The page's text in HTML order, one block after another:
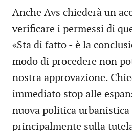
Anche Avs chiederà un
verificare i permessi di
«Sta di fatto - è la
modo di procedere non
nostra approvazione.
immediato stop alle
nuova politica urbanistica
principalmente sulla